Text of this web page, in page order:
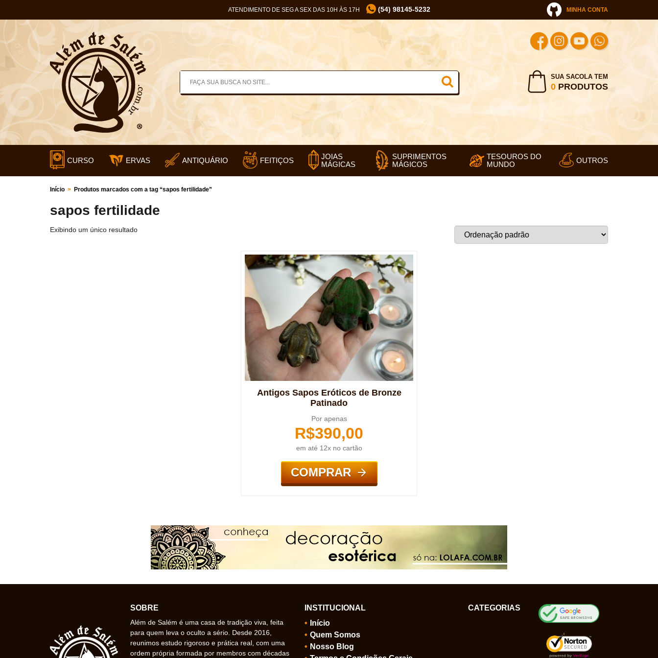
ATENDIMENTO DE SEG A SEX DAS 10H ÀS 17H (54) 98145-5232 MINHA CONTA
SUA SACOLA TEM
0PRODUTOS
CURSO ERVAS ANTIQUÁRIO FEITIÇOS
JOIAS
MÁGICAS
SUPRIMENTOS
MÁGICOS
TESOUROS DO
MUNDO
OUTROS
Início > Produtos marcados com a tag “sapos fertilidade”
sapos fertilidade
Exibindo um único resultado
Antigos Sapos Eróticos de Bronze
Patinado
Por apenas
R$390,00
em até 12x no cartão
COMPRAR
SOBRE
Além de Salém é uma casa de tradição viva, feita
para quem leva o oculto a sério. Desde 2016,
reunimos estudo rigoroso e prática real, com uma
ordem própria formada por membros com décadas
INSTITUCIONAL
Início
Quem Somos
Nosso Blog
CATEGORIAS